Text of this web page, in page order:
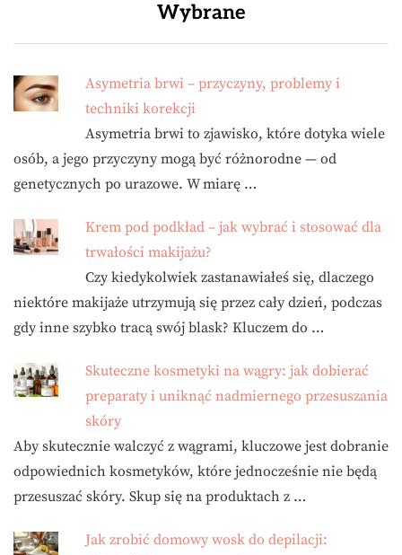
Wybrane
Asymetria brwi – przyczyny, problemy i
techniki korekcji
Asymetria brwi to zjawisko, które dotyka wiele
osób, a jego przyczyny mogą być różnorodne — od
genetycznych po urazowe. W miarę …
Krem pod podkład – jak wybrać i stosować dla
trwałości makijażu?
Czy kiedykolwiek zastanawiałeś się, dlaczego
niektóre makijaże utrzymują się przez cały dzień, podczas
gdy inne szybko tracą swój blask? Kluczem do …
Skuteczne kosmetyki na wągry: jak dobierać
preparaty i uniknąć nadmiernego przesuszania
skóry
Aby skutecznie walczyć z wągrami, kluczowe jest dobranie
odpowiednich kosmetyków, które jednocześnie nie będą
przesuszać skóry. Skup się na produktach z …
Jak zrobić domowy wosk do depilacji: